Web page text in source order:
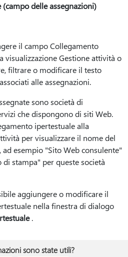
delle assegnazioni)
il campo Collegamento
visualizzazione Gestione attività o
filtrare o modificare il testo
alle assegnazioni.
sono società di
che dispongono di siti Web.
ipertestuale alla
per visualizzare il nome del
esempio "Sito Web consulente"
stampa" per queste società
aggiungere o modificare il
nella finestra di dialogo
.
sono state utili?